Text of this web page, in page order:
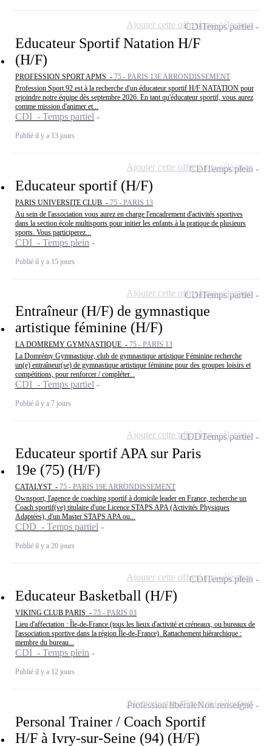
Educateur Sportif Natation H/F
(H/F)
PROFESSION SPORT APMS - 75 - PARIS 13E ARRONDISSEMENT
Profession Sport 92 est à la recherche d'un éducateur sportif H/F NATATION pour
rejoindre notre équipe dès septembre 2026. En tant qu'éducateur sportif, vous aurez
comme mission d'animer et...
CDI - Temps partiel
Publié il y a 13 jours
CDITemps partiel
Ajouter cette offre à ma sélection
Educateur sportif (H/F)
PARIS UNIVERSITE CLUB - 75 - PARIS 13
Au sein de l'association vous aurez en charge l'encadrement d'activités sportives
dans la section école multisports pour initier les enfants à la pratique de plusieurs
sports. Vous participerez...
CDI - Temps plein
Publié il y a 15 jours
CDITemps plein
Ajouter cette offre à ma sélection
Entraîneur (H/F) de gymnastique
artistique féminine (H/F)
LA DOMREMY GYMNASTIQUE - 75 - PARIS 13
La Domrémy Gymnastique, club de gymnastique artistique Féminine recherche
un(e) entraîneur(se) de gymnastique artistique féminine pour des groupes loisirs et
compétitions, pour renforcer / compléter...
CDI - Temps partiel
Publié il y a 7 jours
CDITemps partiel
Ajouter cette offre à ma sélection
Educateur sportif APA sur Paris
19e (75) (H/F)
CATALYST - 75 - PARIS 19E ARRONDISSEMENT
Ownsport, l'agence de coaching sportif à domicile leader en France, recherche un
Coach sportif(ve) titulaire d'une Licence STAPS APA (Activités Physiques
Adaptées), d'un Master STAPS APA ou...
CDD - Temps partiel
Publié il y a 20 jours
CDDTemps partiel
Ajouter cette offre à ma sélection
Educateur Basketball (H/F)
VIKING CLUB PARIS - 75 - PARIS 03
Lieu d'affectation : Île-de-France (tous les lieux d'activité et créneaux, ou bureaux de
l'association sportive dans la région Île-de-France). Rattachement hiérarchique :
membre du bureau...
CDI - Temps plein
Publié il y a 12 jours
CDITemps plein
Ajouter cette offre à ma sélection
Personal Trainer / Coach Sportif
H/F à Ivry-sur-Seine (94) (H/F)
Profession libéraleNon renseigné
Ajouter cette offre à ma sélection